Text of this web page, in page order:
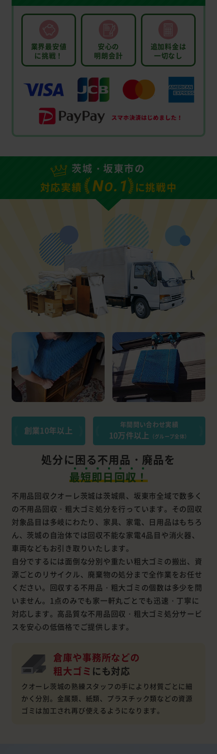
業界最安値
に挑戦！
安心の
明朗会計
追加料金は
一切なし
茨城・坂東市の
対応実績
NO.1 に挑戦中
創業10年以上
年間問い合わせ実績
10万件以上 （グループ全体）
処分に困る不用品・廃品を
最短即日回収！
不用品回収クオーレ茨城は茨城県、坂東市全域で数多く
の不用品回収・粗大ゴミ処分を行っています。その回収
対象品目は多岐にわたり、家具、家電、日用品はもちろ
ん、茨城の自治体では回収不能な家電4品目や消火器、
車両などもお引き取りいたします。
自分でするには面倒な分別や重たい粗大ゴミの搬出、資
源ごとのリサイクル、廃棄物の処分まで全作業をお任せ
ください。回収する不用品・粗大ゴミの個数は多少を問
いません。1点のみでも家一軒丸ごとでも迅速・丁寧に
対応します。高品質な不用品回収・粗大ゴミ処分サービ
スを安心の低価格でご提供します。
倉庫や事務所などの
粗大ゴミ にも対応
クオーレ茨城の熟練スタッフの手により材質ごとに細
かく分別。金属類、紙類、プラスチック類などの資源
ゴミは加工され再び使えるようになります。